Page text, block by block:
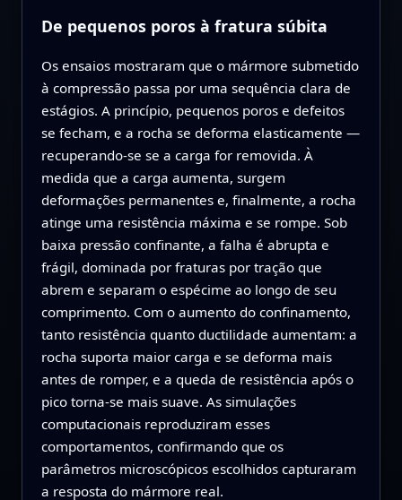
De pequenos poros à fratura súbita
Os ensaios mostraram que o mármore submetido
à compressão passa por uma sequência clara de
estágios. A princípio, pequenos poros e defeitos
se fecham, e a rocha se deforma elasticamente —
recuperando-se se a carga for removida. À
medida que a carga aumenta, surgem
deformações permanentes e, finalmente, a rocha
atinge uma resistência máxima e se rompe. Sob
baixa pressão confinante, a falha é abrupta e
frágil, dominada por fraturas por tração que
abrem e separam o espécime ao longo de seu
comprimento. Com o aumento do confinamento,
tanto resistência quanto ductilidade aumentam: a
rocha suporta maior carga e se deforma mais
antes de romper, e a queda de resistência após o
pico torna‑se mais suave. As simulações
computacionais reproduziram esses
comportamentos, confirmando que os
parâmetros microscópicos escolhidos capturaram
a resposta do mármore real.